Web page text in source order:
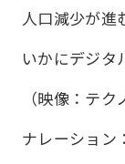
人口減少が進
いかにデジタ
（映像：テク
ナレーション：